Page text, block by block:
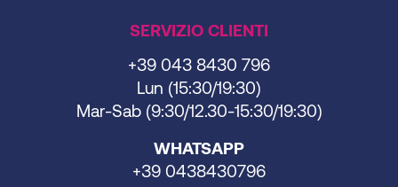
SERVIZIO CLIENTI
+39 043 8430 796
Lun (15:30/19:30)
Mar-Sab (9:30/12.30-15:30/19:30)
WHATSAPP
+39 0438430796